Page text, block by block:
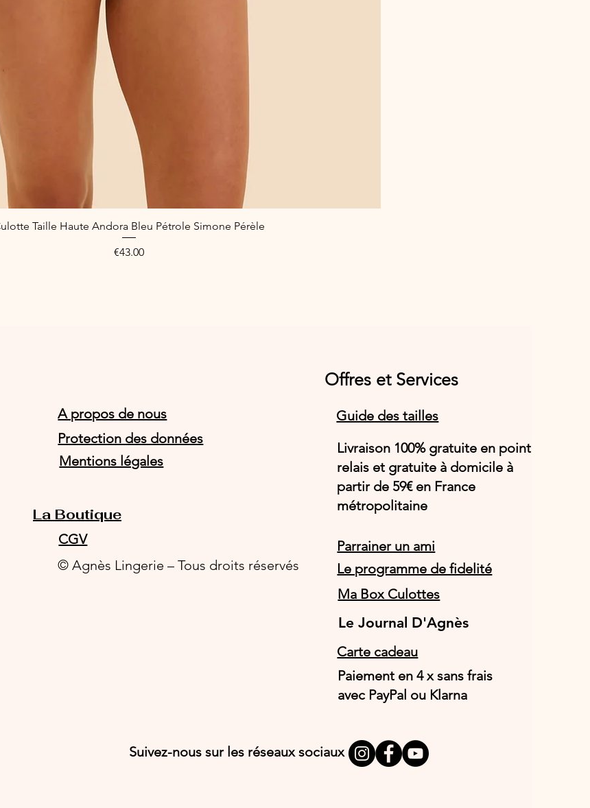
Quick View
Taille Haute Andora Bleu Pétrole Simone Pérèle
Price
€43.00
Offres et Services
A propos de nous
Protection des données
Mentions légales
Guide des tailles
Livraison 100% gratuite en point
relais et gratuite à domicile à
partir de 59€ en France
métropolitaine
CGV
Parrainer un ami
Le programme de fidelité
© Agnès Lingerie – Tous droits réservés
Ma Box Culottes
Le Journal D'Agnès
Le Journal D'Agnès
Carte cadeau
Paiement en 4 x sans frais
avec PayPal ou Klarna
Suivez-nous sur les réseaux sociaux
La Boutique